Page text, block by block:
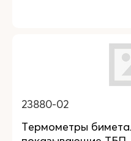
23880-02
Термометры